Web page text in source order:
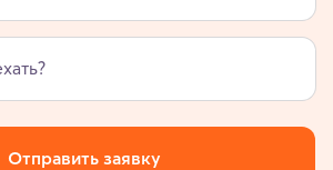
Отправить заявку